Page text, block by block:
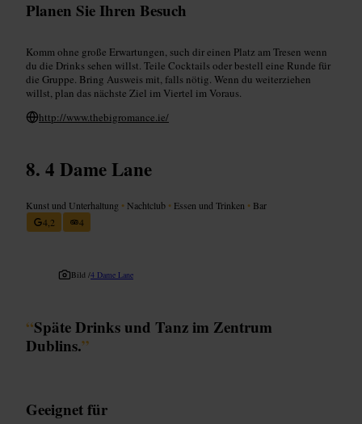
Planen Sie Ihren Besuch
Komm ohne große Erwartungen, such dir einen Platz am Tresen wenn
du die Drinks sehen willst. Teile Cocktails oder bestell eine Runde für
die Gruppe. Bring Ausweis mit, falls nötig. Wenn du weiterziehen
willst, plan das nächste Ziel im Viertel im Voraus.
http://www.thebigromance.ie/
4 Dame Lane
Kunst und Unterhaltung • Nachtclub • Essen und Trinken • Bar
4,2
4
Bild /4 Dame Lane
“Späte Drinks und Tanz im Zentrum
Dublins.”
Geeignet für